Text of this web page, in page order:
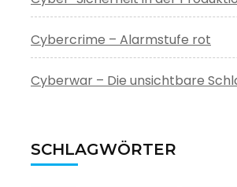
Cybercrime – Alarmstufe rot
Cyberwar – Die unsichtbare
SCHLAGWÖRTER